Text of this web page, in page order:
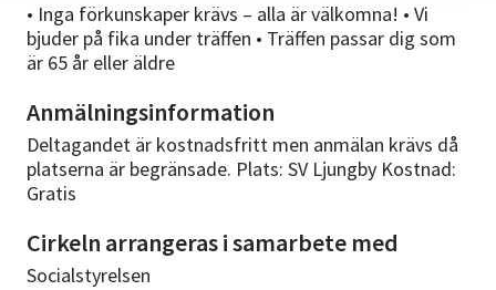
• Inga förkunskaper krävs – alla är välkomna! • Vi
bjuder på fika under träffen • Träffen passar dig som
är 65 år eller äldre
Anmälningsinformation
Deltagandet är kostnadsfritt men anmälan krävs då
platserna är begränsade. Plats: SV Ljungby Kostnad:
Gratis
Cirkeln arrangeras i samarbete med
Socialstyrelsen